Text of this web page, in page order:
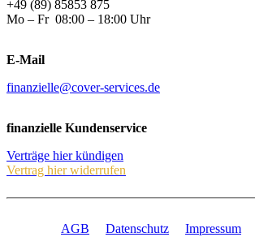
+49 (89) 85853 875
Mo – Fr 08:00 – 18:00 Uhr
E-Mail
finanzielle@cover-services.de
finanzielle Kundenservice
Verträge hier kündigen
Vertrag hier widerrufen
AGB Datenschutz Impressum